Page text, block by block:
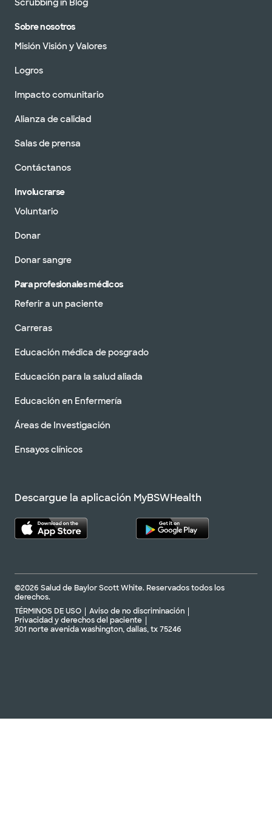
Scrubbing in Blog
Sobre nosotros
Misión Visión y Valores
Logros
Impacto comunitario
Alianza de calidad
Salas de prensa
Contáctanos
Involucrarse
Voluntario
Donar
Donar sangre
Para profesionales médicos
Referir a un paciente
Carreras
Educación médica de posgrado
Educación para la salud aliada
Educación en Enfermería
Áreas de Investigación
Ensayos clínicos
Descargue la aplicación MyBSWHealth
©2026 Salud de Baylor Scott White. Reservados todos los
derechos.
TÉRMINOS DE USO
Aviso de no discriminación
Privacidad y derechos del paciente
301 norte avenida washington, dallas, tx 75246